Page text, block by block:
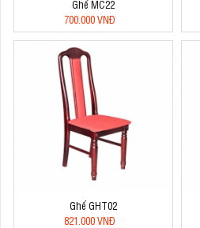
Ghế MC22
700.000 VNĐ
Ghế GHT02
821.000 VNĐ